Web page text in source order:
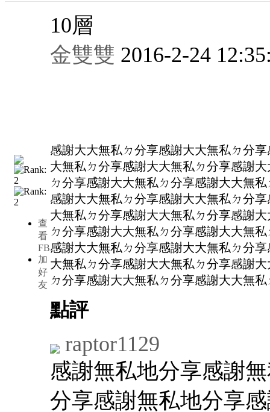
查
看
FB
加
好
友
10層
金雙雙 2016-2-24
感謝大大無私ㄉ分享感謝大大無私ㄉ分
大無私ㄉ分享感謝大大無私ㄉ分享感謝
ㄉ分享感謝大大無私ㄉ分享感謝大大無
感謝大大無私ㄉ分享感謝大大無私ㄉ分
大無私ㄉ分享感謝大大無私ㄉ分享感謝
ㄉ分享感謝大大無私ㄉ分享感謝大大無
感謝大大無私ㄉ分享感謝大大無私ㄉ分
大無私ㄉ分享感謝大大無私ㄉ分享感謝
ㄉ分享感謝大大無私ㄉ分享感謝大大無
點評
raptor1129
感謝無私地分享感謝
分享感謝無私地分享